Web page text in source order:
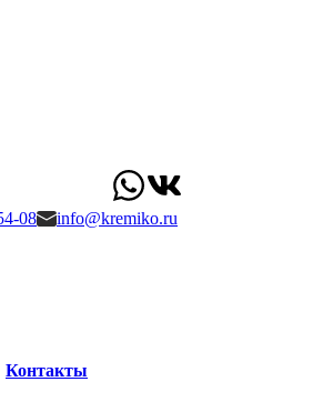
08
info@kremiko.ru
Контакты